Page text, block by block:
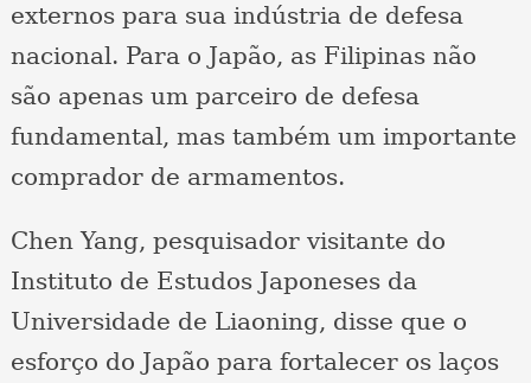
externos para sua indústria de defesa
nacional. Para o Japão, as Filipinas não
são apenas um parceiro de defesa
fundamental, mas também um importante
comprador de armamentos.
Chen Yang, pesquisador visitante do
Instituto de Estudos Japoneses da
Universidade de Liaoning, disse que o
esforço do Japão para fortalecer os laços